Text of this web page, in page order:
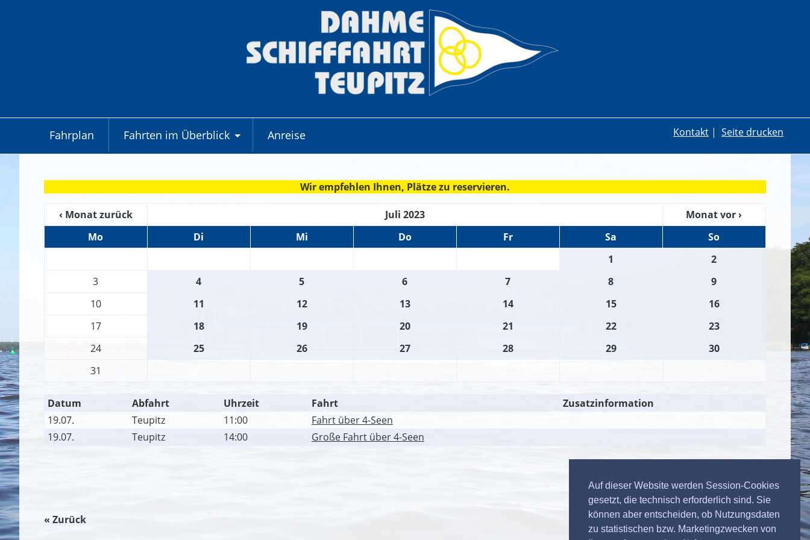
Auf dieser Website werden Session-Cookies
gesetzt, die technisch erforderlich sind. Sie
können aber entscheiden, ob Nutzungsdaten
zu statistischen bzw. Marketingzwecken von
Fahrplan Fahrten im Überblick Anreise Kontakt | Seite drucken
Wir empfehlen Ihnen, Plätze zu reservieren.
‹ Monat zurück Juli 2023
Monat vor ›
Mo
Di Mi Do Fr Sa
So
1
2
3
4 5 6 7 8
9
10
11 12 13 14 15
16
17
18 19 20 21 22
23
24
25 26 27 28 29
30
31
Datum Abfahrt Uhrzeit Fahrt
Zusatzinformation
19.07.
Teupitz 11:00
Fahrt über 4-Seen
19.07.
Teupitz 14:00 Große Fahrt über 4-Seen
« Zurück